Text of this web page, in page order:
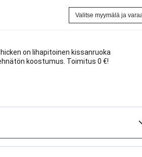
Valitse myymälä ja
on lihapitoinen kissanruoka
koostumus. Toimitus 0 €!